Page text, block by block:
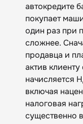
автокредите
покупает
один раз при
сложнее.
продавца и
актив
начисляется
включая
налоговая
существенно